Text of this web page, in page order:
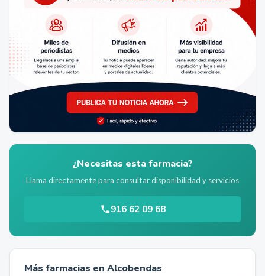
¿Necesitas esta farmacia?
Llama directamente para consultar disponibilidad y servicios
916 62 09 68
Más farmacias en Alcobendas